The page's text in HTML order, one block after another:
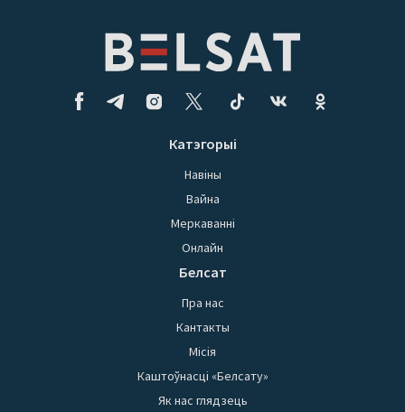
Катэгорыі
Навіны
Вайна
Меркаванні
Онлайн
Белсат
Пра нас
Кантакты
Місія
Каштоўнасці «Белсату»
Як нас глядзець